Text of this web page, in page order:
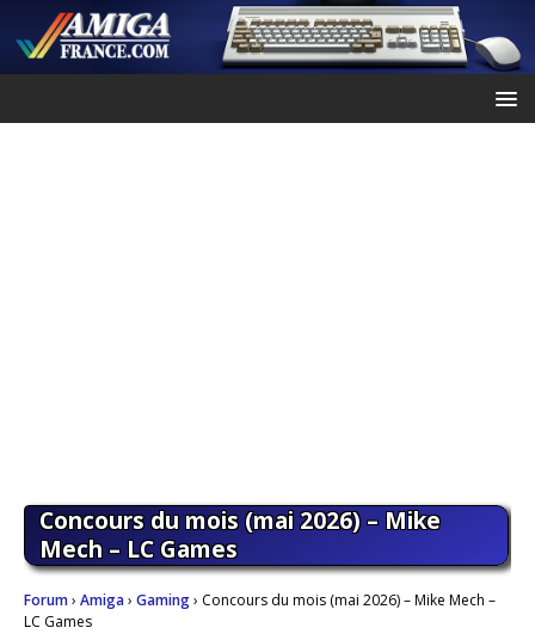
Concours du mois (mai 2026) – Mike
Mech – LC Games
Forum› Amiga› Gaming› Concours du mois (mai 2026) – Mike Mech –
LC Games